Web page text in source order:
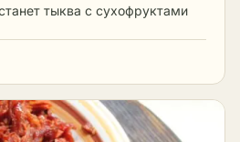
тыква с сухофруктами